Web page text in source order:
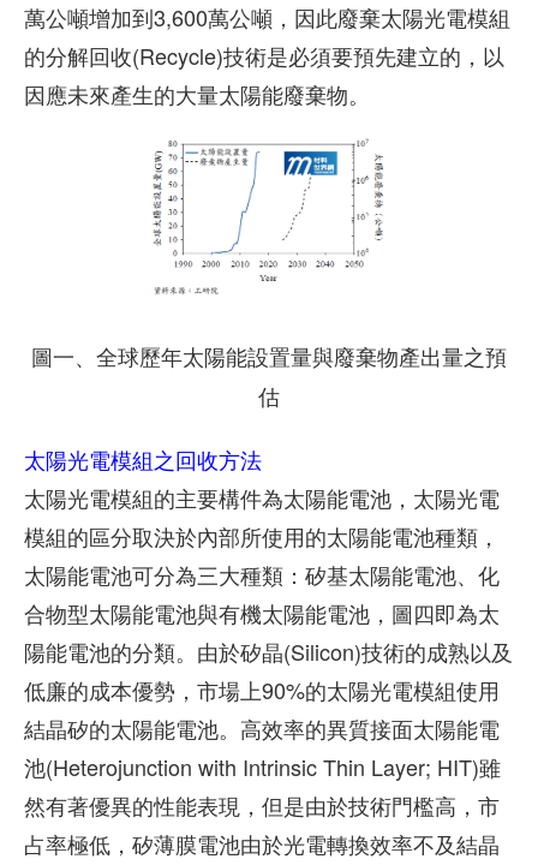
萬公噸增加到3,600萬公噸，因此廢棄太陽光電模組
的分解回收(Recycle)技術是必須要預先建立的，以
因應未來產生的大量太陽能廢棄物。
圖一、全球歷年太陽能設置量與廢棄物產出量之預
估
太陽光電模組之回收方法
太陽光電模組的主要構件為太陽能電池，太陽光電
模組的區分取決於內部所使用的太陽能電池種類，
太陽能電池可分為三大種類：矽基太陽能電池、化
合物型太陽能電池與有機太陽能電池，圖四即為太
陽能電池的分類。由於矽晶(Silicon)技術的成熟以及
低廉的成本優勢，市場上90%的太陽光電模組使用
結晶矽的太陽能電池。高效率的異質接面太陽能電
池(Heterojunction with Intrinsic Thin Layer; HIT)雖
然有著優異的性能表現，但是由於技術門檻高，市
占率極低，矽薄膜電池由於光電轉換效率不及結晶